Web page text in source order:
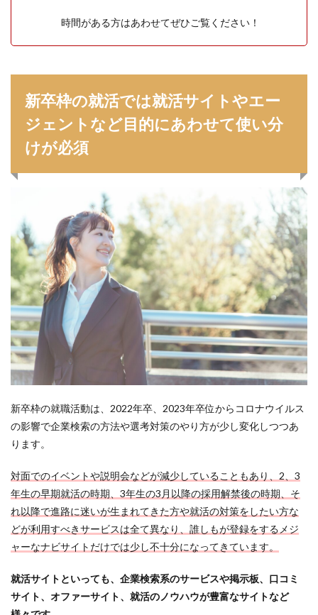
時間がある方はあわせてぜひご覧ください！
新卒枠の就活では就活サイトやエー
ジェントなど目的にあわせて使い分
けが必須
新卒枠の就職活動は、2022年卒、2023年卒位からコロナウイルス
の影響で企業検索の方法や選考対策のやり方が少し変化しつつあ
ります。
対面でのイベントや説明会などが減少していることもあり、2、3
年生の早期就活の時期、3年生の3月以降の採用解禁後の時期、そ
れ以降で進路に迷いが生まれてきた方や就活の対策をしたい方な
どが利用すべきサービスは全て異なり、誰しもが登録をするメジ
ャーなナビサイトだけでは少し不十分になってきています。
就活サイトといっても、企業検索系のサービスや掲示板、口コミ
サイト、オファーサイト、就活のノウハウが豊富なサイトなど